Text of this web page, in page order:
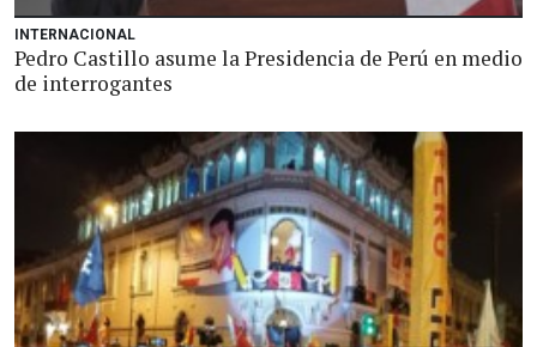
INTERNACIONAL
Pedro Castillo asume la Presidencia de Perú en medio
de interrogantes